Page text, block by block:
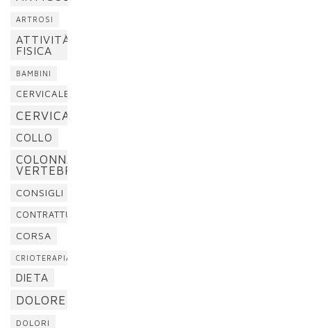
ARTROSI
ATTIVITÀ
FISICA
BAMBINI
CERVICALE
CERVICALGIA
COLLO
COLONNA
VERTEBRALE
CONSIGLI
CONTRATTURA
CORSA
CRIOTERAPIA
DIETA
DOLORE
DOLORI